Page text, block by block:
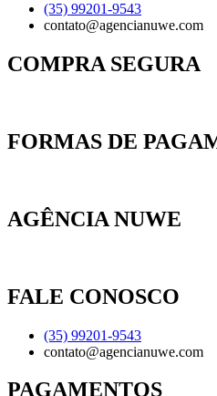
(35) 99201-9543
contato@agencianuwe.com
COMPRA SEGURA
FORMAS DE
AGÊNCIA NUWE
FALE CONOSCO
(35) 99201-9543
contato@agencianuwe.com
PAGAMENTOS